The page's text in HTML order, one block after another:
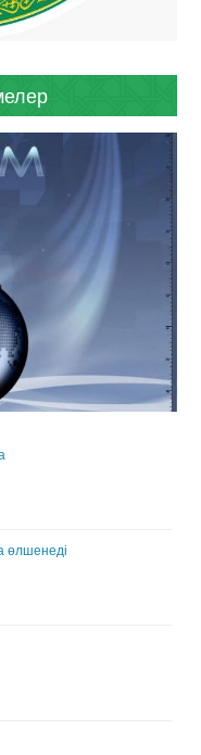
өлшенеді